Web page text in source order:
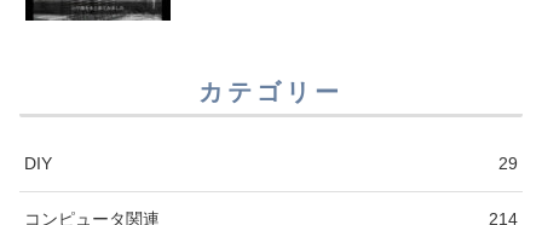
カテゴリー
DIY 29
コンピュータ関連 214